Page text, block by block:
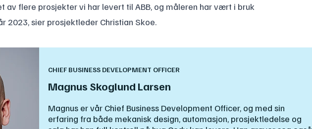
av flere prosjekter vi har levert til ABB, og måleren har vært i bruk
2023, sier prosjektleder Christian Skoe.
CHIEF BUSINESS DEVELOPMENT OFFICER
Magnus Skoglund Larsen
Magnus er vår Chief Business Development Officer, og med sin
erfaring fra både mekanisk design, automasjon, prosjektledelse og